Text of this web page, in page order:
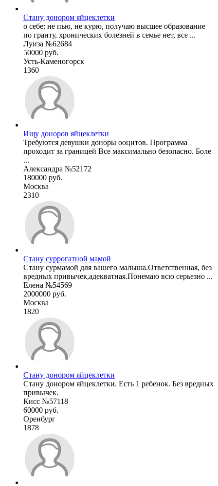
Стану донором яйцеклетки
о себе: не пью, не курю, получаю высшее образование
по гранту, хронических болезней в семье нет, все ...
Луиза №62684
50000 руб.
Усть-Каменогорск
1360
Ищу доноров яйцеклетки
Требуются девушки доноры ооцитов. Программа
проходит за границей Все максимально безопасно. Боле
...
Александра №52172
180000 руб.
Москва
2310
Стану суррогатной мамой
Стану сурмамой для вашего малыша.Ответственная, без
вредных привычек,адекватная.Понемаю всю серьезно ...
Елена №54569
2000000 руб.
Москва
1820
Стану донором яйцеклетки
Стану донором яйцеклетки. Есть 1 ребенок. Без вредных
привычек.
Кисс №57118
60000 руб.
Оренбург
1878